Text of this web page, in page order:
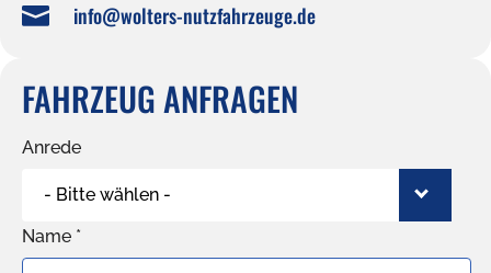
 info@wolters-nutzfahrzeuge.de
FAHRZEUG ANFRAGEN
Anrede
- Bitte wählen -
Name *